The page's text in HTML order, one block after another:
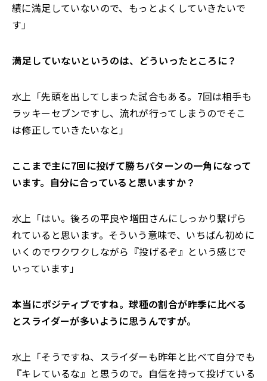
績に満足していないので、もっとよくしていきたいで
す」
――満足していないというのは、どういったところに？
水上「先頭を出してしまった試合もある。7回は相手も
ラッキーセブンですし、流れが行ってしまうのでそこ
は修正していきたいなと」
――ここまで主に7回に投げて勝ちパターンの一角になって
います。自分に合っていると思いますか？
水上「はい。後ろの平良や増田さんにしっかり繋げら
れていると思います。そういう意味で、いちばん初めに
いくのでワクワクしながら『投げるぞ』という感じで
いっています」
――本当にポジティブですね。球種の割合が昨季に比べる
とスライダーが多いように思うんですが。
水上「そうですね、スライダーも昨年と比べて自分でも
『キレているな』と思うので。自信を持って投げている